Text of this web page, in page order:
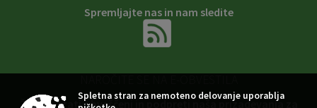
Spremljajte nas in nam sledite
Želite ostati obveščeni in podpreti naša prizadevanja za
Spletna stran za nemoteno delovanje uporablja